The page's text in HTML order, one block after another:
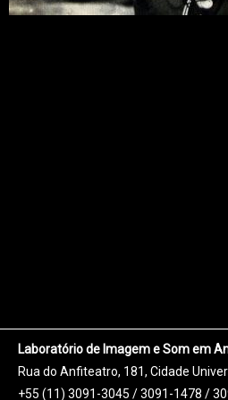
Laboratório de Imagem e Som em
Rua do Anfiteatro, 181, Cidade
+55 (11) 3091-3045 / 3091-1478 /